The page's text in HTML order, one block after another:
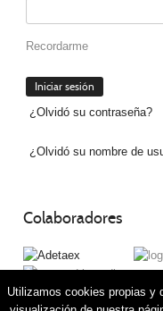
Recordarme
¿Olvidó su contraseña?
¿Olvidó su nombre de
Colaboradores
Utilizamos cookies propias y